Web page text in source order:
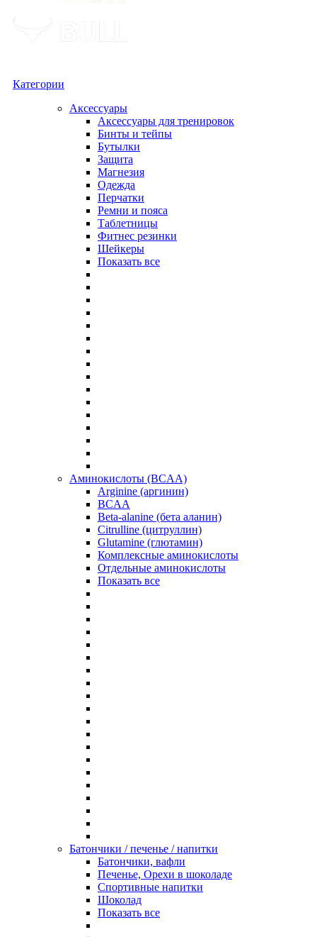
Категории
Аксессуары
Аксессуары для тренировок
Бинты и тейпы
Бутылки
Защита
Магнезия
Одежда
Перчатки
Ремни и пояса
Таблетницы
Фитнес резинки
Шейкеры
Показать все
Аминокислоты (BCAA)
Arginine (аргинин)
BCAA
Beta-alanine (бета аланин)
Citrulline (цитруллин)
Glutamine (глютамин)
Комплексные аминокислоты
Отдельные аминокислоты
Показать все
Батончики / печенье / напитки
Батончики, вафли
Печенье, Орехи в шоколаде
Спортивные напитки
Шоколад
Показать все